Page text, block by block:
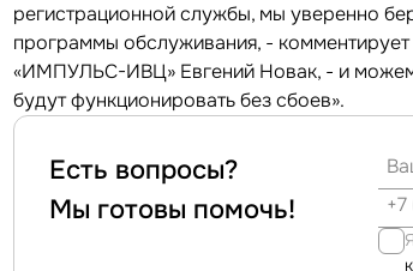
регистрационной службы, мы уверенно
программы обслуживания, -
«ИМПУЛЬС-ИВЦ» Евгений Новак, - и можем
будут функционировать без сбоев».
Есть вопросы?
Мы готовы помочь!